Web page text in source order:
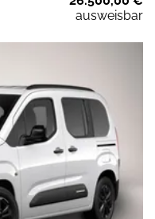
ausweisbar